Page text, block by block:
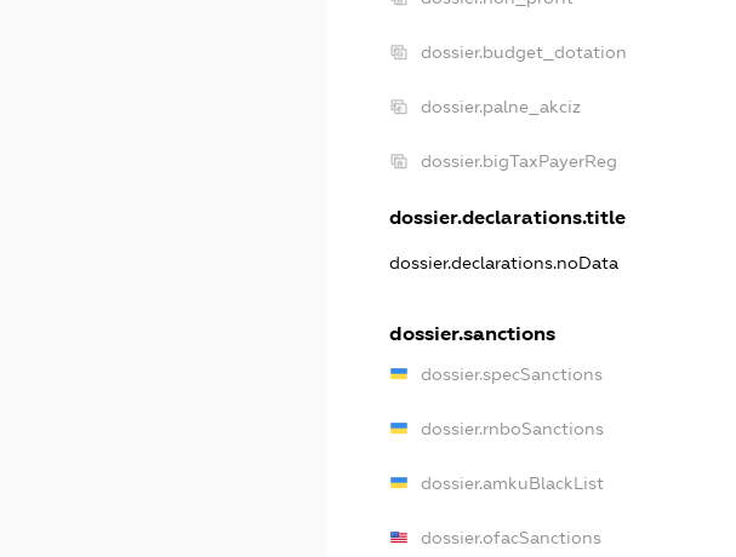
dossier.budget_dotation
dossier.palne_akciz
dossier.bigTaxPayerReg
dossier.declarations.title
dossier.declarations.noData
dossier.sanctions
dossier.specSanctions
dossier.rnboSanctions
dossier.amkuBlackList
dossier.ofacSanctions